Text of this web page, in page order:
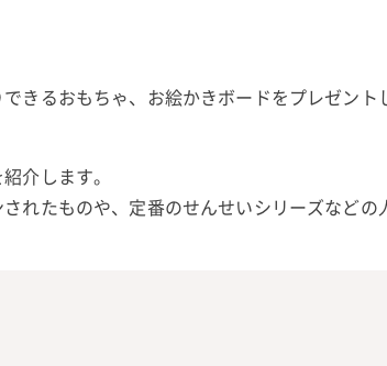
きるおもちゃ、お絵かきボードをプレゼント
介します。
れたものや、定番のせんせいシリーズなどの